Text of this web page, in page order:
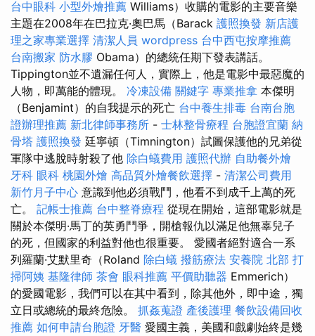
台中眼科 小型外燴推薦 Williams）收購的電影的主要音樂
主題在2008年在巴拉克·奧巴馬（Barack 護照換發 新店護
理之家專業選擇 清潔人員 wordpress 台中西屯按摩推薦
台南搬家 防水膠 Obama）的總統任期下發表講話。
Tippington並不遺漏任何人，實際上，他是電影中最惡魔的
人物，即萬能的體現。 冷凍設備 關鍵字 專業推拿 本傑明
（Benjamint）的自我提示的死亡 台中養生排毒 台南台胞
證辦理推薦 新北律師事務所 - 士林整骨療程 台胞證宜蘭 納
骨塔 護照換發 廷寧頓（Timnington）試圖保護他的兄弟從
軍隊中逃脫時射殺了他 除白蟻費用 護照代辦 自助餐外燴
牙科 眼科 桃園外燴 高品質外燴餐飲選擇 - 清潔公司費用
新竹月子中心 意識到他必須戰鬥，他看不到成千上萬的死
亡。 記帳士推薦 台中整脊療程 從現在開始，這部電影就是
關於本傑明·馬丁的英勇鬥爭，開槍報仇以滿足他無辜兒子
的死，但國家的利益對他也很重要。 愛國者絕對適合一系
列羅蘭·艾默里奇（Roland 除白蟻 撥筋療法 安養院 北部 打
掃阿姨 基隆律師 茶會 眼科推薦 平價助聽器 Emmerich）
的愛國電影，我們可以在其中看到，除其他外，即中途，獨
立日或總統的最終危險。 抓姦蒐證 產後護理 餐飲設備回收
推薦 如何申請台胞證 牙醫 愛國主義，美國和戲劇始終是幾